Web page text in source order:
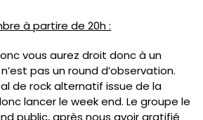
à partire de 20h :
vous aurez droit donc à un
pas un round d’observation.
de rock alternatif issue de la
lancer le week end. Le groupe le
public, après nous avoir gratifié